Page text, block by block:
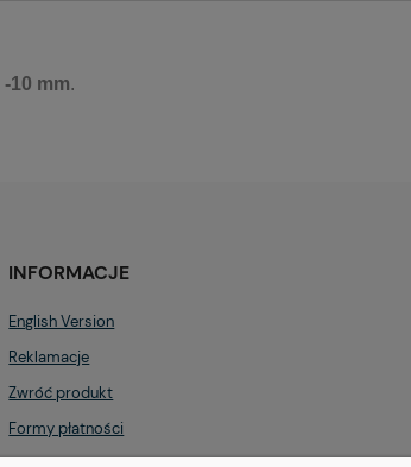
-10 mm.
INFORMACJE
English Version
Reklamacje
Zwróć produkt
Formy płatności